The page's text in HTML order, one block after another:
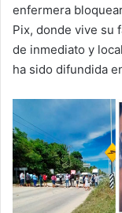
enfermera
Pix, donde vive su
de inmediato y
ha sido difundida